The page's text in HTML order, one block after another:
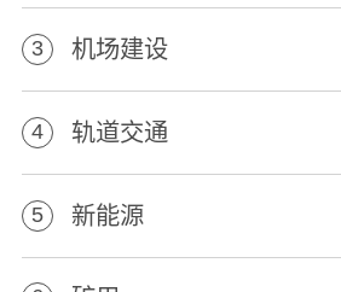
3 机场建设
4 轨道交通
5 新能源